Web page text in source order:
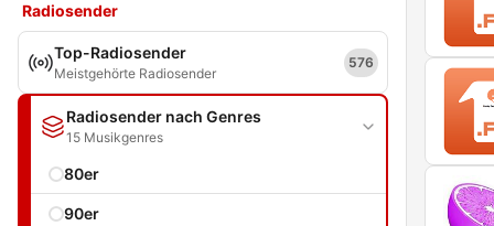
Radiosender
Top-Radiosender
Meistgehörte Radiosender
576
Radiosender nach Genres
15 Musikgenres
80er
90er